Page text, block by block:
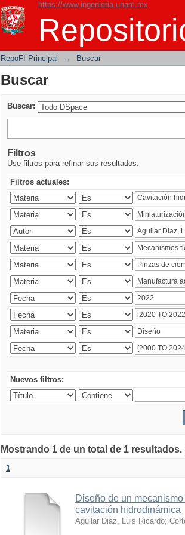
https://www.ingenieria.unam.mx
Buscar
RepoFI Principal → Buscar
Buscar
Buscar:
Filtros
Use filtros para refinar sus resultados.
Filtros actuales:
Nuevos filtros:
Mostrando 1 de un total de 1 resultados.
1
Diseño de un
cavitación hidrodinámica
Aguilar Diaz, Luis Ricardo;